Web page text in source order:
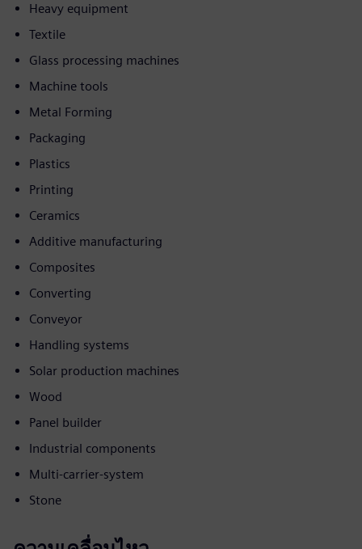
Heavy equipment
Textile
Glass processing machines
Machine tools
Metal Forming
Packaging
Plastics
Printing
Ceramics
Additive manufacturing
Composites
Converting
Conveyor
Handling systems
Solar production machines
Wood
Panel builder
Industrial components
Multi-carrier-system
Stone